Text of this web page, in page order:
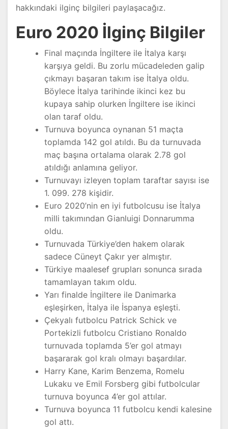
hakkındaki ilginç bilgileri paylaşacağız.
Euro 2020 İlginç Bilgiler
Final maçında İngiltere ile İtalya karşı
karşıya geldi. Bu zorlu mücadeleden galip
çıkmayı başaran takım ise İtalya oldu.
Böylece İtalya tarihinde ikinci kez bu
kupaya sahip olurken İngiltere ise ikinci
olan taraf oldu.
Turnuva boyunca oynanan 51 maçta
toplamda 142 gol atıldı. Bu da turnuvada
maç başına ortalama olarak 2.78 gol
atıldığı anlamına geliyor.
Turnuvayı izleyen toplam taraftar sayısı ise
1. 099. 278 kişidir.
Euro 2020’nin en iyi futbolcusu ise İtalya
milli takımından Gianluigi Donnarumma
oldu.
Turnuvada Türkiye’den hakem olarak
sadece Cüneyt Çakır yer almıştır.
Türkiye maalesef grupları sonunca sırada
tamamlayan takım oldu.
Yarı finalde İngiltere ile Danimarka
eşleşirken, İtalya ile İspanya eşleşti.
Çekyalı futbolcu Patrick Schick ve
Portekizli futbolcu Cristiano Ronaldo
turnuvada toplamda 5’er gol atmayı
başararak gol kralı olmayı başardılar.
Harry Kane, Karim Benzema, Romelu
Lukaku ve Emil Forsberg gibi futbolcular
turnuva boyunca 4’er gol attılar.
Turnuva boyunca 11 futbolcu kendi kalesine
gol attı.